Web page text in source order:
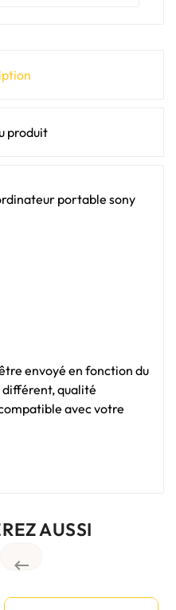
produit
portable sony
envoyé en fonction du
qualité
avec votre
AUSSI
